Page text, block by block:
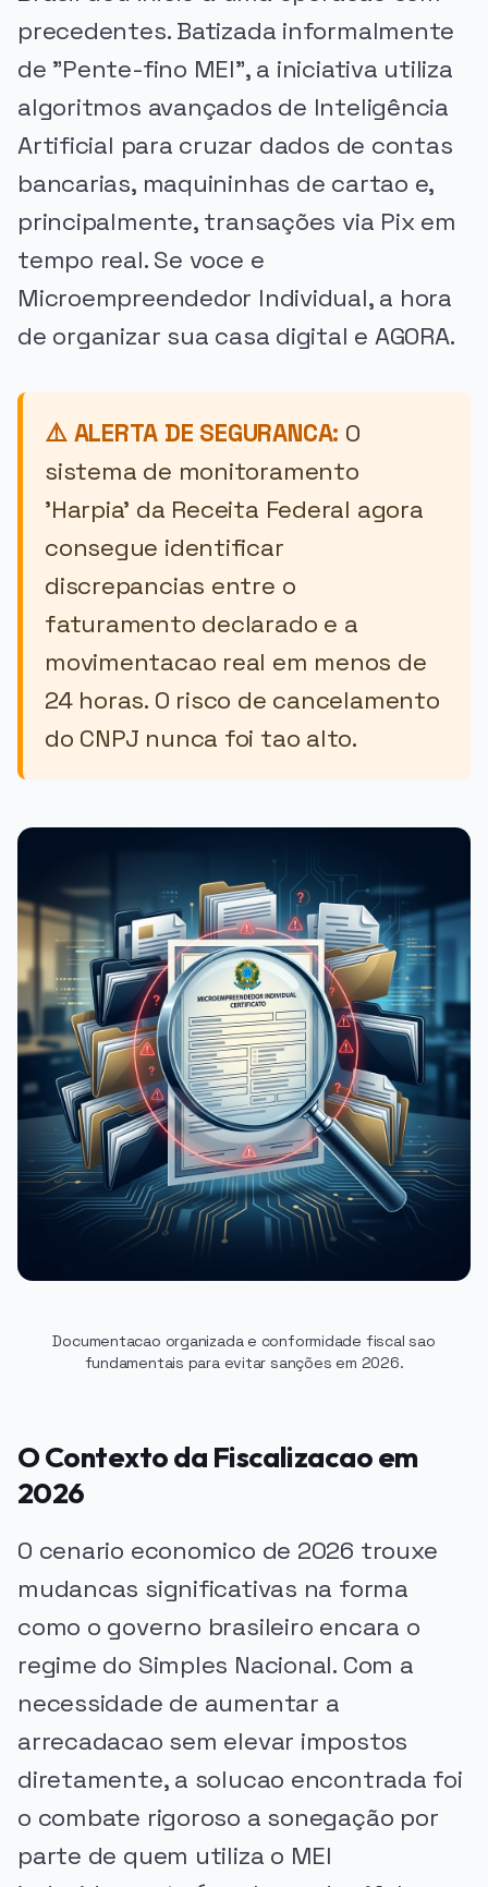
precedentes. Batizada informalmente
de "Pente-fino MEI", a iniciativa utiliza
algoritmos avançados de Inteligência
Artificial para cruzar dados de contas
bancarias, maquininhas de cartao e,
principalmente, transações via Pix em
tempo real. Se voce e
Microempreendedor Individual, a hora
de organizar sua casa digital e AGORA.
⚠️ ALERTA DE SEGURANCA: O
sistema de monitoramento
'Harpia' da Receita Federal agora
consegue identificar
discrepancias entre o
faturamento declarado e a
movimentacao real em menos de
24 horas. O risco de cancelamento
do CNPJ nunca foi tao alto.
Documentacao organizada e conformidade fiscal sao
fundamentais para evitar sanções em 2026.
O Contexto da Fiscalizacao em
2026
O cenario economico de 2026 trouxe
mudancas significativas na forma
como o governo brasileiro encara o
regime do Simples Nacional. Com a
necessidade de aumentar a
arrecadacao sem elevar impostos
diretamente, a solucao encontrada foi
o combate rigoroso a sonegação por
parte de quem utiliza o MEI